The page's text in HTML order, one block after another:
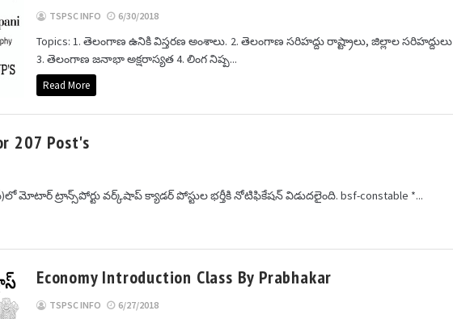
TSPSC INFO 6/30/2018
Topics: 1. తెలంగాణ ఉనికి విస్తరణ అంశాలు. 2. తెలంగాణ సరిహద్దు రాష్ట్రాలు, జిల్లాల సరిహద్దులు
3. తెలంగాణ జనాభా అక్షరాస్యత 4. లింగ నిష్ప...
Read More
207 Post's
మోటార్ ట్రాన్స్‌పోర్టు వర్క్‌షాప్ క్యాడర్ పోస్టుల భర్తీకి నోటిఫికేషన్ విడుదలైంది. bsf-constable *...
Economy Introduction Class By Prabhakar
TSPSC INFO 6/27/2018